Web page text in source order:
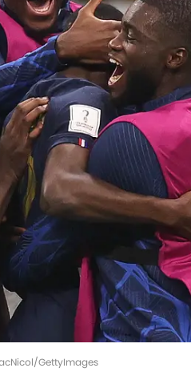
GettyImages